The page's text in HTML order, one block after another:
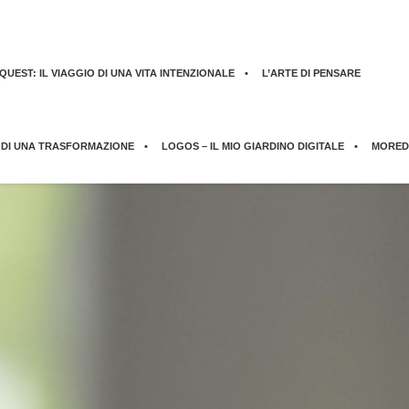
IL VIAGGIO DI UNA VITA INTENZIONALE L’ARTE DI PENSARE
UNA TRASFORMAZIONE LOGOS – IL MIO GIARDINO DIGITALE